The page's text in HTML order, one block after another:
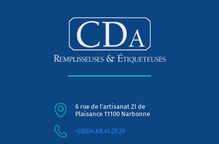
6 rue de l'artisanat ZI de
Plaisance 11100 Narbonne
+33(0)4.68.41.25.29